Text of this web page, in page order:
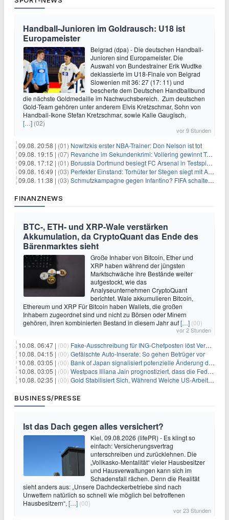
Handball-Junioren im Goldrausch: U18 ist
Europameister
Belgrad (dpa) - Die deutschen Handball-
Junioren sind Europameister. Die
Auswahl von Bundestrainer Erik Wudtke
deklassierte im U18-Finale von Belgrad
Slowenien mit 36: 27 (17: 11) und
bescherte dem Deutschen Handballbund
die nächste Goldmedaille im Nachwuchsbereich. Zum deutschen
Gold-Team gehören unter anderem Elvis Kretzschmar, Sohn von
Handball-Ikone Stefan Kretzschmar, sowie Kalle Gaugisch,
[…] (02)
vor 9 Stunden
09.08. 20:58 | (01) Nowitzkis erster NBA-Trainer: Don Nelson ist tot
09.08. 19:15 | (07) Revanche im Sekundenkrimi: Vollering gewinnt Tour
09.08. 17:12 | (01) Borussia Dortmund besiegt FC Arsenal in Testspiel mit 3:2
09.08. 16:49 | (03) Perfekter Einstand: Torhüter ter Stegen siegt mit Ajax
09.08. 11:38 | (03) Schmutzkampagne gegen Infantino? FIFA schaltet auf Angriff
FINANZNEWS
BTC-, ETH- und XRP-Wale verstärken
Akkumulation, da CryptoQuant das Ende des
Bärenmarktes sieht
Große Inhaber von Bitcoin, Ether und
XRP haben während der jüngsten
Marktschwäche ihre Bestände weiter
aufgestockt, wie das
Analyseunternehmen CryptoQuant
berichtet. Wale akkumulieren Bitcoin,
Ethereum und XRP Für Bitcoin haben Wallets, die großen
Inhabern zugeordnet sind und nicht zu Börsen oder Minern
gehören, ihren kombinierten Bestand in diesem Jahr auf[…] (00)
vor 2 Stunden
10.08. 06:47 | (00) Fake-Ausschreibung für ING-Chefposten löst Verwirrung aus
10.08. 04:15 | (00) Gefälschte Auto-Inserate: So gehen Betrüger vor
10.08. 03:05 | (00) Bank of Japan signalisiert potenzielle Änderung der Zinspolitik angesichts von Inflationsbedenken
10.08. 03:05 | (00) Westpacs Illiana Jain prognostiziert, dass die Fed die Zinssätze nach dem Arbeitsmarktbericht stabil halten wird
10.08. 02:35 | (00) Gold Stabilisiert Sich, Während Weiche US-Arbeitsmarktdaten Zinsängste Lindern
BUSINESS/PRESSE
Ist das Dach gegen alles versichert?
Kiel, 09.08.2026 (lifePR) - Es klingt so
einfach: Versicherungsvertrag
unterschreiben und zurücklehnen. Die
„Vollkasko-Mentalität“ vieler Hausbesitzer
und Hausverwaltungen kann sich im
Schadensfall rächen. Denn die Realität
sieht anders aus: „Unsere Dachdeckerbetriebe sind nach
Unwettern natürlich so schnell wie möglich bei betroffenen
Hausbesitzern“, […] (00)
vor 23 Stunden